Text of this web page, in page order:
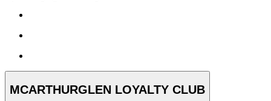
MCARTHURGLEN LOYALTY CLUB